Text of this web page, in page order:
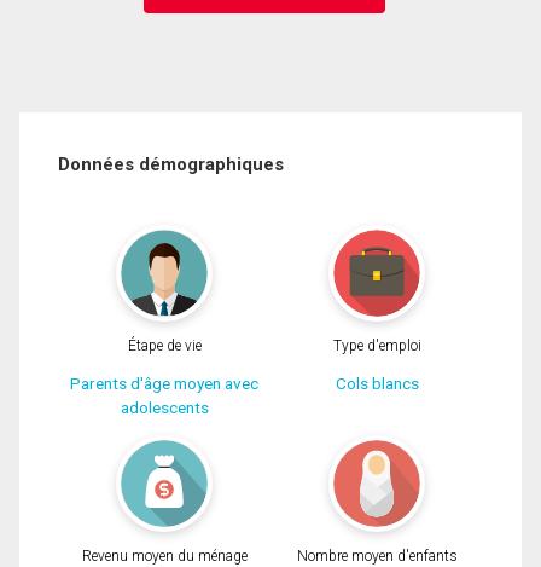
Données démographiques
Étape de vie
Parents d'âge moyen avec
adolescents
Type d'emploi
Cols blancs
Revenu moyen du ménage Nombre moyen d'enfants